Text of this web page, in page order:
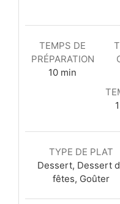
TEMPS DE
PRÉPARATION
10minutes
min
1
TYPE DE PLAT
Dessert, Dessert
fêtes, Goûter